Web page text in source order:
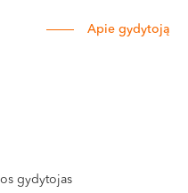
Apie gydytoją
gydytojas